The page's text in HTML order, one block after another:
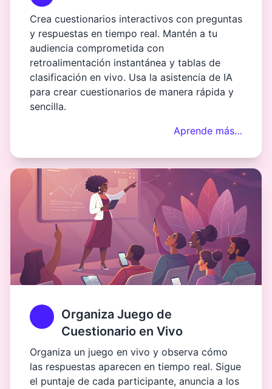
Crea cuestionarios interactivos con preguntas
y respuestas en tiempo real. Mantén a tu
audiencia comprometida con
retroalimentación instantánea y tablas de
clasificación en vivo. Usa la asistencia de IA
para crear cuestionarios de manera rápida y
sencilla.
Aprende más…
Organiza Juego de
Cuestionario en Vivo
Organiza un juego en vivo y observa cómo
las respuestas aparecen en tiempo real. Sigue
el puntaje de cada participante, anuncia a los